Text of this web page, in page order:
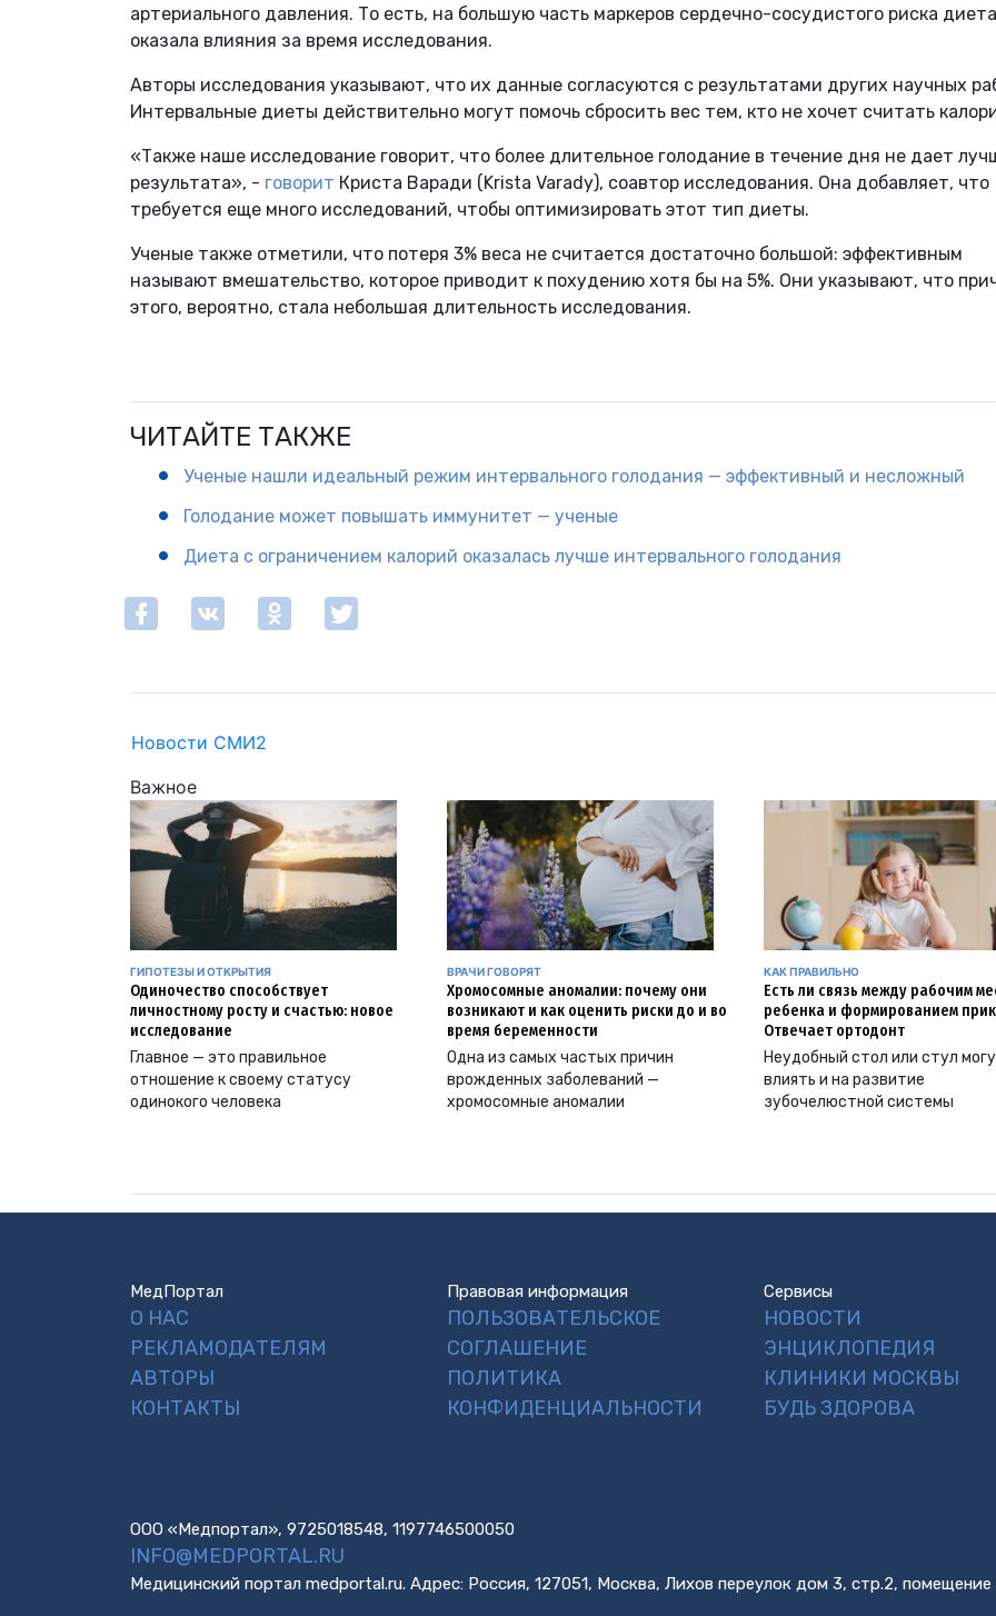
артериального давления. То есть, на большую часть маркеров сердечно-сосудистого риска
оказала влияния за время исследования.
Авторы исследования указывают, что их данные согласуются с результатами других научных
Интервальные диеты действительно могут помочь сбросить вес тем, кто не хочет считать
«Также наше исследование говорит, что более длительное голодание в течение дня не дает
результата», - говорит Криста Варади ( Krista Varady), соавтор исследования. Она добавляет, что
требуется еще много исследований, чтобы оптимизировать этот тип диеты.
Ученые также отметили, что потеря 3% веса не считается достаточно большой: эффективным
называют вмешательство, которое приводит к похудению хотя бы на 5%. Они указывают, что
этого, вероятно, стала небольшая длительность исследования.
ЧИТАЙТЕ ТАКЖЕ
Ученые нашли идеальный режим интервального голодания — эффективный и несложный
Голодание может повышать иммунитет — ученые
Диета с ограничением калорий оказалась лучше интервального голодания
Новости СМИ2
Важное
ГИПОТЕЗЫ И ОТКРЫТИЯ
Одиночество способствует
личностному росту и счастью: новое
исследование
Главное — это правильное
отношение к своему статусу
одинокого человека
ВРАЧИ ГОВОРЯТ
Хромосомные аномалии: почему они
возникают и как оценить риски до и во
время беременности
Одна из самых частых причин
врожденных заболеваний —
хромосомные аномалии
КАК ПРАВИЛЬНО
Есть ли связь между рабочим
ребенка и формированием
Отвечает ортодонт
Неудобный стол или стул
влиять и на развитие
зубочелюстной системы
МедПортал
О НАС
РЕКЛАМОДАТЕЛЯМ
АВТОРЫ
КОНТАКТЫ
Правовая информация
ПОЛЬЗОВАТЕЛЬСКОЕ
СОГЛАШЕНИЕ
ПОЛИТИКА
КОНФИДЕНЦИАЛЬНОСТИ
Сервисы
НОВОСТИ
ЭНЦИКЛОПЕДИЯ
КЛИНИКИ МОСКВЫ
БУДЬ ЗДОРОВА
ООО «Медпортал», 9725018548, 1197746500050
INFO@MEDPORTAL.RU
Медицинский портал medportal.ru. Адрес: Россия, 127051, Москва, Лихов переулок дом 3, стр.2, помещение